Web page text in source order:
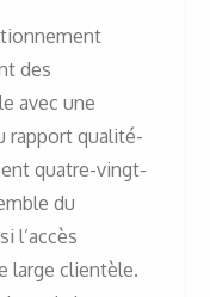
des
avec une
rapport qualité-
quatre-vingt-
du
l’accès
large clientèle.